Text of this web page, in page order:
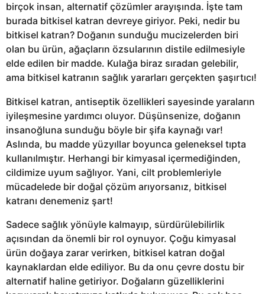
birçok insan, alternatif çözümler arayışında. İşte tam
burada bitkisel katran devreye giriyor. Peki, nedir bu
bitkisel katran? Doğanın sunduğu mucizelerden biri
olan bu ürün, ağaçların özsularının distile edilmesiyle
elde edilen bir madde. Kulağa biraz sıradan gelebilir,
ama bitkisel katranın sağlık yararları gerçekten şaşırtıcı!
Bitkisel katran, antiseptik özellikleri sayesinde yaraların
iyileşmesine yardımcı oluyor. Düşünsenize, doğanın
insanoğluna sunduğu böyle bir şifa kaynağı var!
Aslında, bu madde yüzyıllar boyunca geleneksel tıpta
kullanılmıştır. Herhangi bir kimyasal içermediğinden,
cildimize uyum sağlıyor. Yani, cilt problemleriyle
mücadelede bir doğal çözüm arıyorsanız, bitkisel
katranı denemeniz şart!
Sadece sağlık yönüyle kalmayıp, sürdürülebilirlik
açısından da önemli bir rol oynuyor. Çoğu kimyasal
ürün doğaya zarar verirken, bitkisel katran doğal
kaynaklardan elde ediliyor. Bu da onu çevre dostu bir
alternatif haline getiriyor. Doğaların güzelliklerini